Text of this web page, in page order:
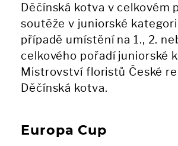
Děčínská kotva v celkovém
soutěže v juniorské
případě umístění na 1., 2.
celkového pořadí juniorské
Mistrovství floristů České
Děčínská kotva.
Europa Cup